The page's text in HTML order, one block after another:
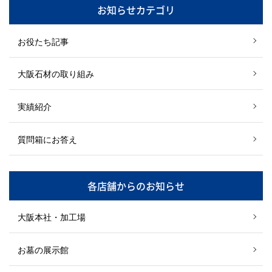
お知らせカテゴリ
お役たち記事
大阪石材の取り組み
実績紹介
質問箱にお答え
各店舗からのお知らせ
大阪本社・加工場
お墓の展示館